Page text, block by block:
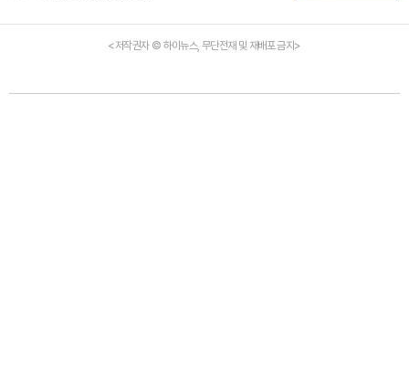
<저작권자 © 하이뉴스, 무단전재 및 재배포 금지>